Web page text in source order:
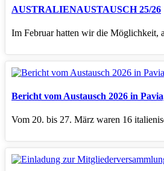
AUSTRALIENAUSTAUSCH 25/26
Im Februar hatten wir die Möglichkeit,
Bericht vom Austausch 2026 in
Vom 20. bis 27. März waren 16